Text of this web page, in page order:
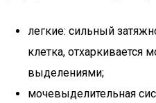
легкие: сильный
клетка, отхаркивается
выделениями;
мочевыделительная